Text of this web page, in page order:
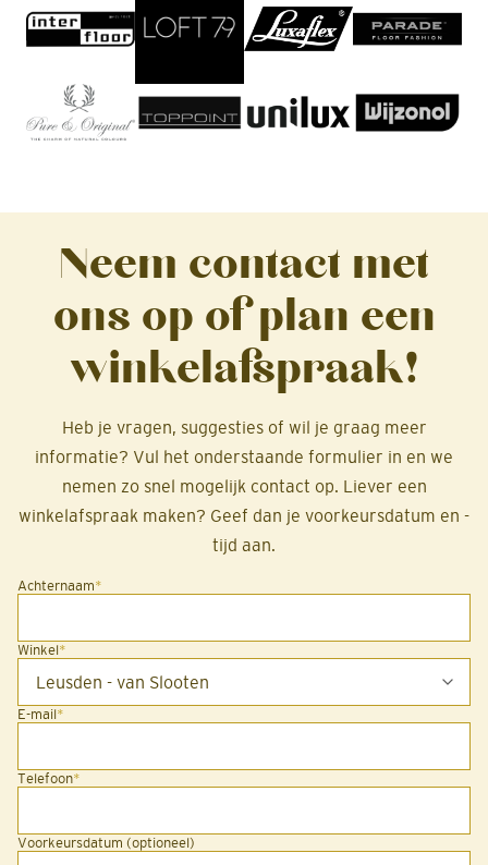
Neem contact met
ons op of plan een
winkelafspraak!
Heb je vragen, suggesties of wil je graag meer
informatie? Vul het onderstaande formulier in en we
nemen zo snel mogelijk contact op. Liever een
winkelafspraak maken? Geef dan je voorkeursdatum en -
tijd aan.
Achternaam*
Winkel*
E-mail*
Telefoon*
Voorkeursdatum (optioneel)